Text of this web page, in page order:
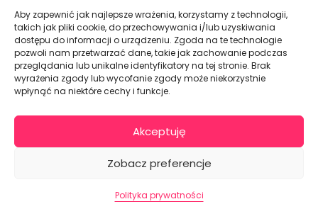
Aby zapewnić jak najlepsze wrażenia, korzystamy z technologii,
takich jak pliki cookie, do przechowywania i/lub uzyskiwania
dostępu do informacji o urządzeniu. Zgoda na te technologie
pozwoli nam przetwarzać dane, takie jak zachowanie podczas
przeglądania lub unikalne identyfikatory na tej stronie. Brak
wyrażenia zgody lub wycofanie zgody może niekorzystnie
wpłynąć na niektóre cechy i funkcje.
Akceptuję
Zobacz preferencje
Polityka prywatności
Dekoracje na torty i akcesoria imprezowe
tortoweozdoby.sklep@gmail.com
ul. Modularna 12, 02-238 Warszawa
Giełda Spożywcza Okęcie Pawilon 403